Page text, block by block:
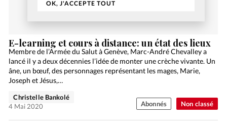
OK, J'ACCEPTE TOUT
Non classé
E-learning et cours à distance: un état des lieux
Membre de l’Armée du Salut à Genève, Marc-André Chevalley a
lancé il y a deux décennies l’idée de monter une crèche vivante. Un
âne, un bœuf, des personnages représentant les mages, Marie,
Joseph et Jésus,…
Christelle Bankolé
4 Mai 2020
Abonnés